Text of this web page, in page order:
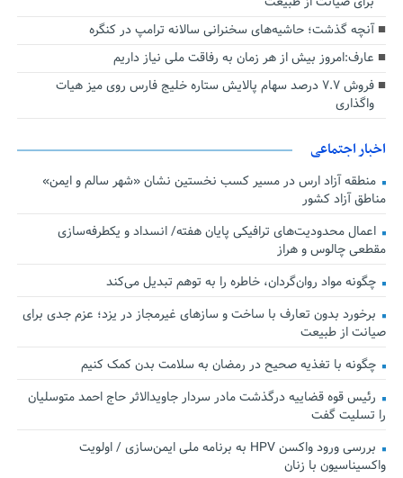
آنچه گذشت؛ حاشیه‌های سخنرانی سالانه ترامپ در کنگره
عارف:امروز بیش از هر زمان به رفاقت ملی نیاز داریم
فروش ۷.۷ درصد سهام پالایش ستاره خلیج فارس روی میز هیات
واگذاری
اخبار اجتماعی
منطقه آزاد ارس در مسیر کسب نخستین نشان «شهر سالم و ایمن»
مناطق آزاد کشور
اعمال محدودیت‌های ترافیکی پایان هفته/ انسداد و یکطرفه‌سازی
مقطعی چالوس و هراز
چگونه مواد روان‌گردان، خاطره را به توهم تبدیل می‌کند
برخورد بدون تعارف با ساخت‌ و سازهای غیرمجاز در یزد؛ عزم جدی برای
صیانت از طبیعت
چگونه با تغذیه صحیح در رمضان به سلامت بدن کمک کنیم
رئیس قوه قضاییه درگذشت مادر سردار جاویدالاثر حاج احمد متوسلیان
را تسلیت گفت
بررسی ورود واکسن HPV به برنامه ملی ایمن‌سازی / اولویت
واکسیناسیون با زنان